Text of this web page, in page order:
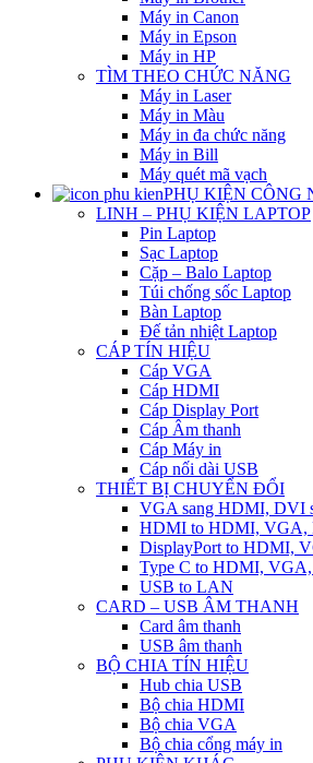
Máy in Canon
Máy in Epson
Máy in HP
TÌM THEO CHỨC NĂNG
Máy in Laser
Máy in Màu
Máy in đa chức năng
Máy in Bill
Máy quét mã vạch
PHỤ KIỆN CÔNG
LINH – PHỤ KIỆN LAPTOP
Pin Laptop
Sạc Laptop
Cặp – Balo Laptop
Túi chống sốc Laptop
Bàn Laptop
Đế tản nhiệt Laptop
CÁP TÍN HIỆU
Cáp VGA
Cáp HDMI
Cáp Display Port
Cáp Âm thanh
Cáp Máy in
Cáp nối dài USB
THIẾT BỊ CHUYỂN ĐỔI
VGA sang HDMI, DVI
HDMI to HDMI, VGA,
DisplayPort to HDMI,
Type C to HDMI,
USB to LAN
CARD – USB ÂM THANH
Card âm thanh
USB âm thanh
BỘ CHIA TÍN HIỆU
Hub chia USB
Bộ chia HDMI
Bộ chia VGA
Bộ chia cổng máy in